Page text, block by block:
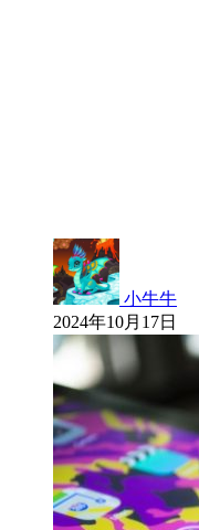
小牛牛
2024年10月17日